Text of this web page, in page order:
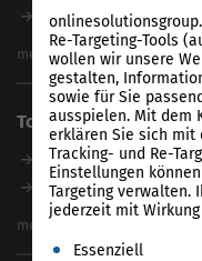
Magazin
Webinare
B2B SEO Agentur
Inhouse SEO Agentur
SEO Audit
E-Commerce SEO
Enterprise SEO Agentur
Workshops
mehr anzeigen
Tools
Unser Tool
Product-Feed-CMS
Website Analyse
Content Tool
mehr anzeigen
Re-Targeting-Tools
wollen wir unsere
gestalten,
sowie für Sie
ausspielen. Mit dem
erklären Sie sich mit
Tracking- und Re-
Einstellungen
Targeting verwalten.
jederzeit mit
Es folgt eine Liste
Essenziell